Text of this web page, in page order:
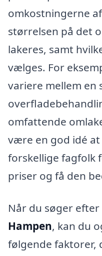
omkostningerne
størrelsen på det
lakeres, samt
vælges. For
variere mellem en
omfattende
være en god idé
forskellige fagfolk
priser og få den
Når du søger efter
Hampen, kan du
følgende faktorer,